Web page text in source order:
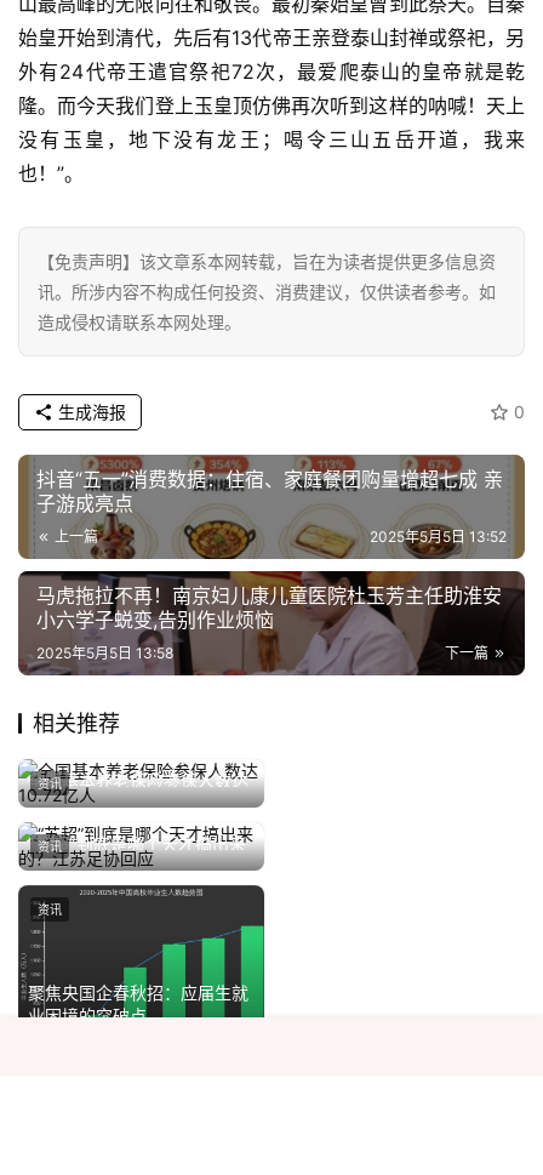
始皇开始到清代，先后有13代帝王亲登泰山封禅或祭祀，另
外有24代帝王遣官祭祀72次，最爱爬泰山的皇帝就是乾
隆。而今天我们登上玉皇顶仿佛再次听到这样的呐喊！天上
没有玉皇，地下没有龙王；喝令三山五岳开道，我来
也！”。
【免责声明】该文章系本网转载，旨在为读者提供更多信息资
讯。所涉内容不构成任何投资、消费建议，仅供读者参考。如
造成侵权请联系本网处理。
0
生成海报
抖音“五一”消费数据：住宿、家庭餐团购量增超七成 亲
子游成亮点
上一篇 2025年5月5日 13:52
马虎拖拉不再！南京妇儿康儿童医院杜玉芳主任助淮安
小六学子蜕变,告别作业烦恼
下一篇
2025年5月5日 13:58
相关推荐
全国基本养老保险参保人数达
10.72亿人
2025年9月26日
资讯
“苏超”到底是哪个天才搞出来
的？江苏足协回应
2025年6月3日
资讯
聚焦央国企春秋招：应届生就
业困境的突破点
资讯